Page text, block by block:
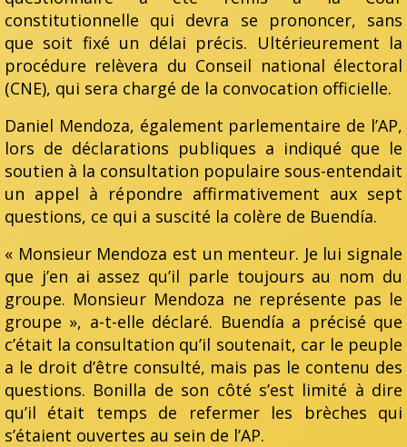
constitutionnelle qui devra se prononcer, sans
que soit fixé un délai précis. Ultérieurement la
procédure relèvera du Conseil national électoral
(CNE), qui sera chargé de la convocation officielle.
Daniel Mendoza, également parlementaire de l’AP,
lors de déclarations publiques a indiqué que le
soutien à la consultation populaire sous-entendait
un appel à répondre affirmativement aux sept
questions, ce qui a suscité la colère de Buendía.
« Monsieur Mendoza est un menteur. Je lui signale
que j’en ai assez qu’il parle toujours au nom du
groupe. Monsieur Mendoza ne représente pas le
groupe », a-t-elle déclaré. Buendía a précisé que
c’était la consultation qu’il soutenait, car le peuple
a le droit d’être consulté, mais pas le contenu des
questions. Bonilla de son côté s’est limité à dire
qu’il était temps de refermer les brèches qui
s’étaient ouvertes au sein de l’AP.